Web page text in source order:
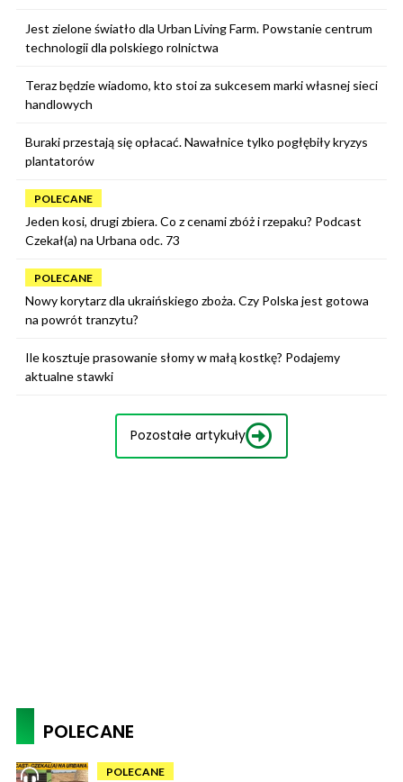
Jest zielone światło dla Urban Living Farm. Powstanie centrum
technologii dla polskiego rolnictwa
Teraz będzie wiadomo, kto stoi za sukcesem marki własnej sieci
handlowych
Buraki przestają się opłacać. Nawałnice tylko pogłębiły kryzys
plantatorów
POLECANE
Jeden kosi, drugi zbiera. Co z cenami zbóż i rzepaku? Podcast
Czekał(a) na Urbana odc. 73
POLECANE
Nowy korytarz dla ukraińskiego zboża. Czy Polska jest gotowa
na powrót tranzytu?
Ile kosztuje prasowanie słomy w małą kostkę? Podajemy
aktualne stawki
Pozostałe artykuły
POLECANE
POLECANE